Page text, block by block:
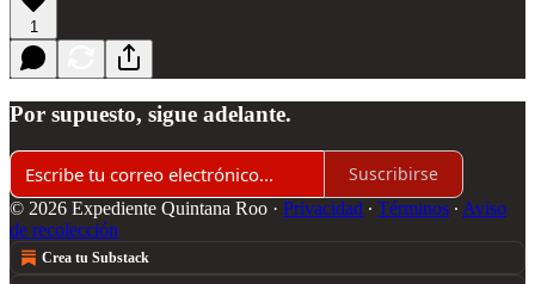
1
Por supuesto, sigue adelante.
Suscribirse
© 2026 Expediente Quintana Roo · Privacidad ∙ Términos ∙ Aviso
de recolección
Crea tu Substack